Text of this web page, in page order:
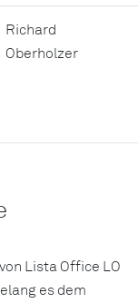
Richard
Oberholzer
Lista Office LO
es dem